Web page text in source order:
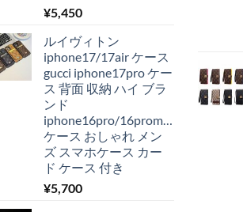
¥5,450
ルイヴィトン
iphone17/17air ケース
gucci iphone17pro ケー
ス 背面 収納 ハイ ブラ
ンド
iphone16pro/16promax
ケース おしゃれ メン
ズ スマホケース カー
ド ケース 付き
¥5,700